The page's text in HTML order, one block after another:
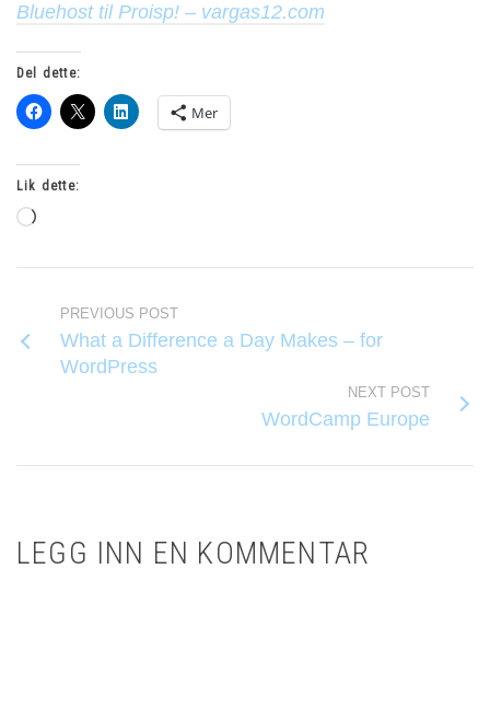
Bluehost til Proisp! – vargas12.com
Del dette:
Mer
Lik dette:
Laster
PREVIOUS POST
What a Difference a Day Makes – for
WordPress
NEXT POST
WordCamp Europe
LEGG INN EN KOMMENTAR